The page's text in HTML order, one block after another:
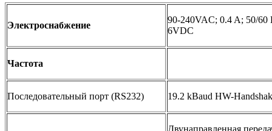
Электроснабжение
90-240VAC; 0.4 A; 50/60
6VDC
Частота
Последовательный порт (RS232) 19.2 kBaud HW-
Двунаправленная